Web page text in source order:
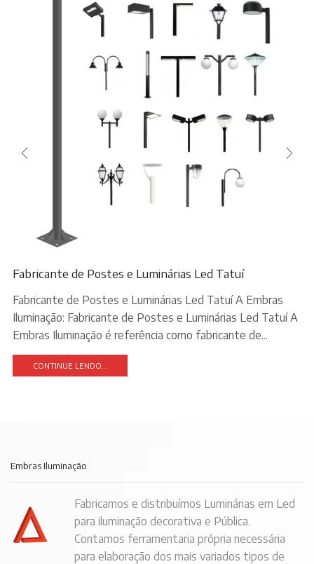
Fabricante de Postes e Luminárias Led Tatuí
Fabricante de Postes e Luminárias Led Tatuí A Embras
Iluminação: Fabricante de Postes e Luminárias Led Tatuí A
Embras Iluminação é referência como fabricante de...
CONTINUE LENDO...
Embras Iluminação
Fabricamos e distribuímos Luminárias em Led
para iluminação decorativa e Pública.
Contamos ferramentaria própria necessária
para elaboração dos mais variados tipos de